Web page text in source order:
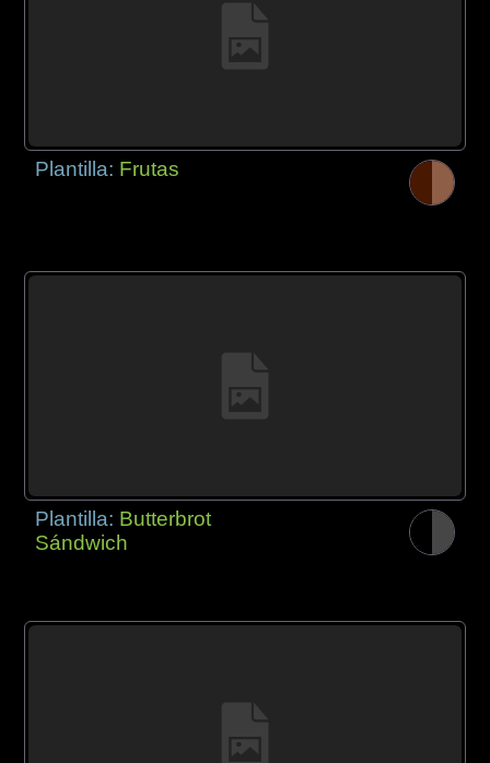
Plantilla: Frutas
Plantilla: Butterbrot
Sándwich